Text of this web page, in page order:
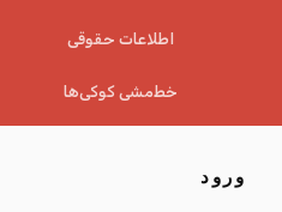
ورود
اطلاعات حقوقی
خط‌مشی کوکی‌ها